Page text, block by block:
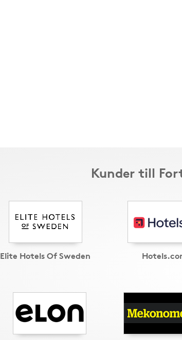
Kunder till
Elite Hotels Of Sweden